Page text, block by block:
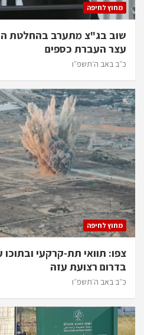
מחוץ לחיפה
שוב בג"צ מתערב בהחלטת
עצר העברת כספים
כ״ב באב ה׳תשפ״ו
מחוץ לחיפה
צפו: תוואי תת-קרקעי
בדרום רצועת עזה
כ״ב באב ה׳תשפ״ו